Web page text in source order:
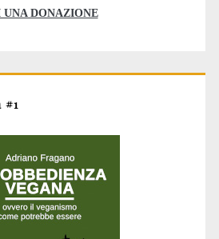
UNA DONAZIONE
#1